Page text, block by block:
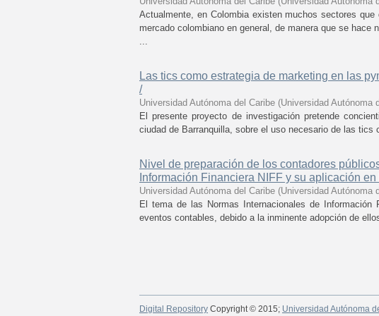
Actualmente, en Colombia existen muchos sectores
mercado colombiano en general, de manera que se
...
Las tics como estrategia de marketing en las
/
Universidad Autónoma del Caribe (Universidad Autónoma
El presente proyecto de investigación pretende
ciudad de Barranquilla, sobre el uso necesario de las
Nivel de preparación de los contadores
Información Financiera NIFF y su aplicación
Universidad Autónoma del Caribe (Universidad Autónoma
El tema de las Normas Internacionales de
eventos contables, debido a la inminente adopción de
Digital Repository Copyright © 2015; Universidad Autónoma